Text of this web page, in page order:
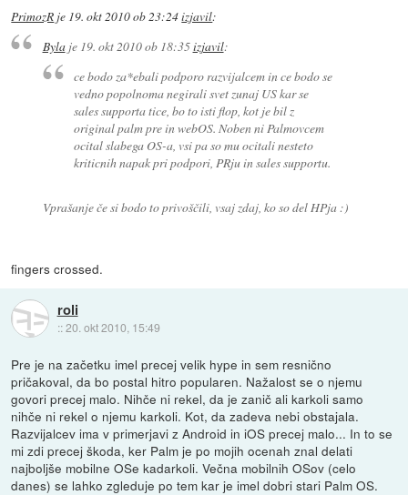
PrimozR je 19. okt 2010 ob 23:24izjavil:
Bylaje 19. okt 2010 ob 18:35izjavil:
ce bodo za*ebali podporo razvijalcem in ce bodo se
vedno popolnoma negirali svet zunaj US kar se
sales supporta tice, bo to isti flop, kot je bil z
original palm pre in webOS. Noben ni Palmovcem
ocital slabega OS-a, vsi pa so mu ocitali nesteto
kriticnih napak pri podpori, PRju in sales supportu.
Vprašanje če si bodo to privoščili, vsaj zdaj, ko so del HPja :)
fingers crossed.
roli
::20. okt 2010, 15:49
Pre je na začetku imel precej velik hype in sem resnično
pričakoval, da bo postal hitro popularen. Nažalost se o njemu
govori precej malo. Nihče ni rekel, da je zanič ali karkoli samo
nihče ni rekel o njemu karkoli. Kot, da zadeva nebi obstajala.
Razvijalcev ima v primerjavi z Android in iOS precej malo... In to se
mi zdi precej škoda, ker Palm je po mojih ocenah znal delati
najboljše mobilne OSe kadarkoli. Večna mobilnih OSov (celo
danes) se lahko zgleduje po tem kar je imel dobri stari Palm OS.